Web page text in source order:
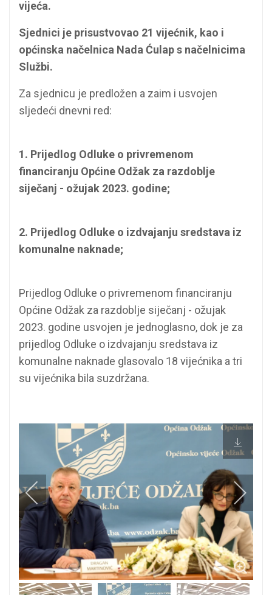
vijeća.
Sjednici je prisustvovao 21 vijećnik, kao i
općinska načelnica Nada Ćulap s načelnicima
Službi.
Za sjednicu je predložen a zaim i usvojen
sljedeći dnevni red:
1. Prijedlog Odluke o privremenom
financiranju Općine Odžak za razdoblje
siječanj - ožujak 2023. godine;
2. Prijedlog Odluke o izdvajanju sredstava iz
komunalne naknade;
Prijedlog Odluke o privremenom financiranju
Općine Odžak za razdoblje siječanj - ožujak
2023. godine usvojen je jednoglasno, dok je za
prijedlog Odluke o izdvajanju sredstava iz
komunalne naknade glasovalo 18 vijećnika a tri
su vijećnika bila suzdržana.